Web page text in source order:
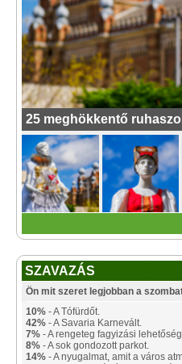
25 meghökkentő
SZAVAZÁS
Ön mit szeret legjobban a
10% - A Tófürdőt.
42% - A Savaria Karnevált.
7% - A rengeteg fagyizási
8% - A sok gondozott parkot.
14% - A nyugalmat, amit a város